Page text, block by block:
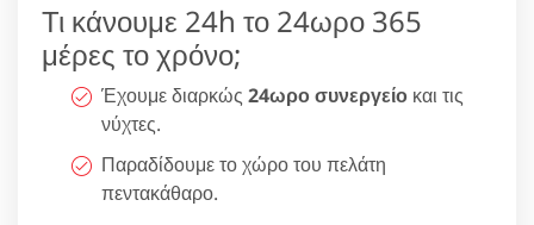
Τι κάνουμε 24h το 24ωρο 365
μέρες το χρόνο;
Έχουμε διαρκώς 24ωρο συνεργείο και τις
νύχτες.
Παραδίδουμε το χώρο του πελάτη
πεντακάθαρο.